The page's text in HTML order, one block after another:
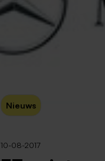
Nieuws
10-08-2017